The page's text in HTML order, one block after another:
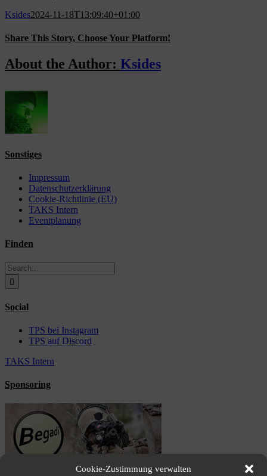
Cookie-Zustimmung verwalten
Ksides2024-11-18T13:09:40+01:00
Share This Story, Choose Your Platform!
Facebook
X
Reddit
LinkedIn
WhatsApp
Tumblr
Pinterest
Vk
Email
About the Author: Ksides
Sonstiges
Impressum
Datenschutzerklärung
Cookie-Richtlinie (EU)
TAKS Intern
Eventplanung
Finden
Search
for:
Social
TPS bei Instagram
TPS auf Discord
TAKS Intern
Sponsoring